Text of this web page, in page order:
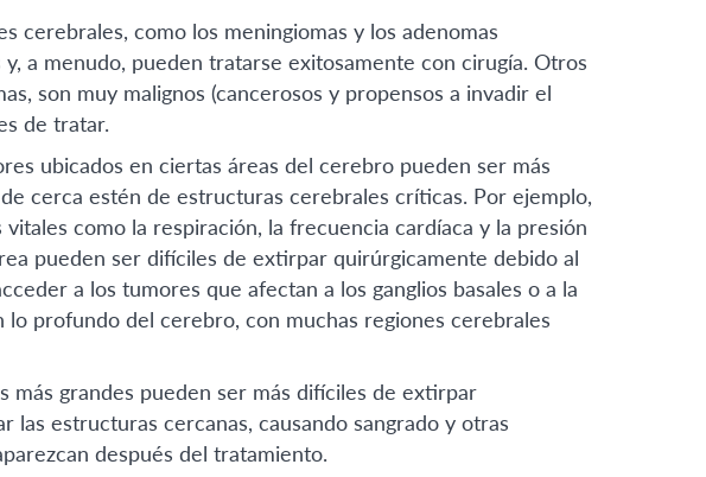
cerebrales, como los meningiomas y los adenomas
a menudo, pueden tratarse exitosamente con cirugía. Otros
son muy malignos (cancerosos y propensos a invadir el
de tratar.
ubicados en ciertas áreas del cerebro pueden ser más
cerca estén de estructuras cerebrales críticas. Por ejemplo,
como la respiración, la frecuencia cardíaca y la presión
pueden ser difíciles de extirpar quirúrgicamente debido al
a los tumores que afectan a los ganglios basales o a la
lo profundo del cerebro, con muchas regiones cerebrales
más grandes pueden ser más difíciles de extirpar
las estructuras cercanas, causando sangrado y otras
después del tratamiento.